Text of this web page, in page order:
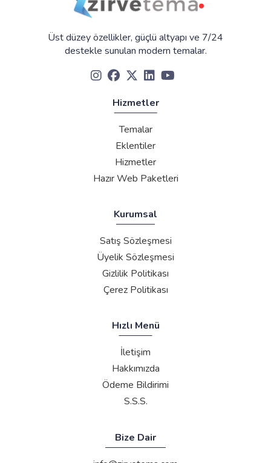
Üst düzey özellikler, güçlü altyapı ve 7/24
destekle sunulan modern temalar.
Hizmetler
Temalar
Eklentiler
Hizmetler
Hazır Web Paketleri
Kurumsal
Satış Sözleşmesi
Üyelik Sözleşmesi
Gizlilik Politikası
Çerez Politikası
Hızlı Menü
İletişim
Hakkımızda
Ödeme Bildirimi
S.S.S.
Bize Dair